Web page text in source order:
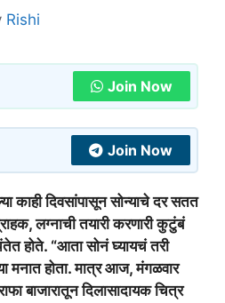
Rishi
Join Now
Join Now
दिवसांपासून सोन्याचे दर सतत
लग्नाची तयारी करणारी कुटुंबं
होते. “आता सोनं घ्यायचं तरी
मनात होता. मात्र आज, मंगळवार
बाजारातून दिलासादायक चित्र